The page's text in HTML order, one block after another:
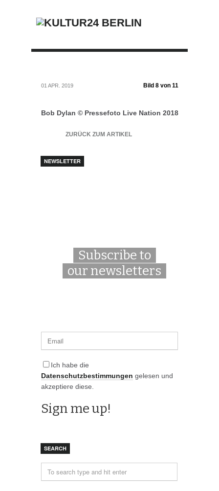
01 APR. 2019 Bild 8 von 11
Bob Dylan © Pressefoto Live Nation 2018
ZURÜCK ZUM ARTIKEL
NEWSLETTER
Subscribe to
our newsletters
Ich habe die
Datenschutzbestimmungen gelesen und
akzeptiere diese.
SEARCH